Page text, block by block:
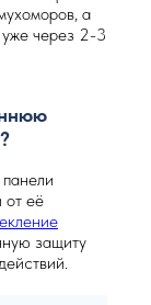
а
через 2-3
от её
защиту